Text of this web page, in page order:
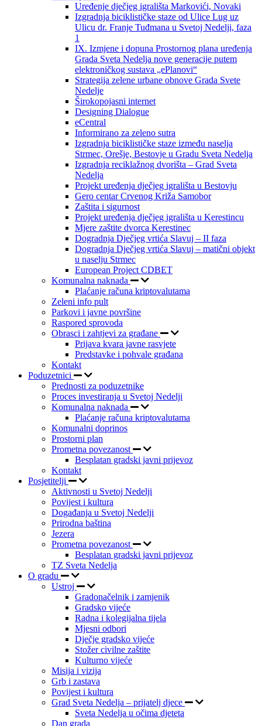
Uređenje dječjeg igrališta Markovići, Novaki
Izgradnja biciklističke staze od Ulice Lug uz
Ulicu dr. Franje Tuđmana u Svetoj Nedelji, faza
1
IX. Izmjene i dopuna Prostornog plana uređenja
Grada Sveta Nedelja nove generacije putem
elektroničkog sustava „ePlanovi“
Strategija zelene urbane obnove Grada Svete
Nedelje
Širokopojasni internet
Designing Dialogue
eCentral
Informirano za zeleno sutra
Izgradnja biciklističke staze između naselja
Strmec, Orešje, Bestovje u Gradu Sveta Nedelja
Izgradnja reciklažnog dvorišta – Grad Sveta
Nedelja
Projekt uređenja dječjeg igrališta u Bestovju
Gero centar Crvenog Križa Samobor
Zaštita i sigurnost
Projekt uređenja dječjeg igrališta u Kerestincu
Mjere zaštite dvorca Kerestinec
Dogradnja Dječjeg vrtića Slavuj – II faza
Dogradnja Dječjeg vrtića Slavuj – matični objekt
u naselju Strmec
European Project CDBET
Komunalna naknada
Plaćanje računa kriptovalutama
Zeleni info pult
Parkovi i javne površine
Raspored sprovoda
Obrasci i zahtjevi za građane
Prijava kvara javne rasvjete
Predstavke i pohvale građana
Kontakt
Poduzetnici
Prednosti za poduzetnike
Proces investiranja u Svetoj Nedelji
Komunalna naknada
Plaćanje računa kriptovalutama
Komunalni doprinos
Prostorni plan
Prometna povezanost
Besplatan gradski javni prijevoz
Kontakt
Posjetitelji
Aktivnosti u Svetoj Nedelji
Povijest i kultura
Događanja u Svetoj Nedelji
Prirodna baština
Jezera
Prometna povezanost
Besplatan gradski javni prijevoz
TZ Sveta Nedelja
O gradu
Ustroj
Gradonačelnik i zamjenik
Gradsko vijeće
Radna i kolegijalna tijela
Mjesni odbori
Dječje gradsko vijeće
Stožer civilne zaštite
Kulturno vijeće
Misija i vizija
Grb i zastava
Povijest i kultura
Grad Sveta Nedelja – prijatelj djece
Sveta Nedelja u očima djeteta
Dan grada